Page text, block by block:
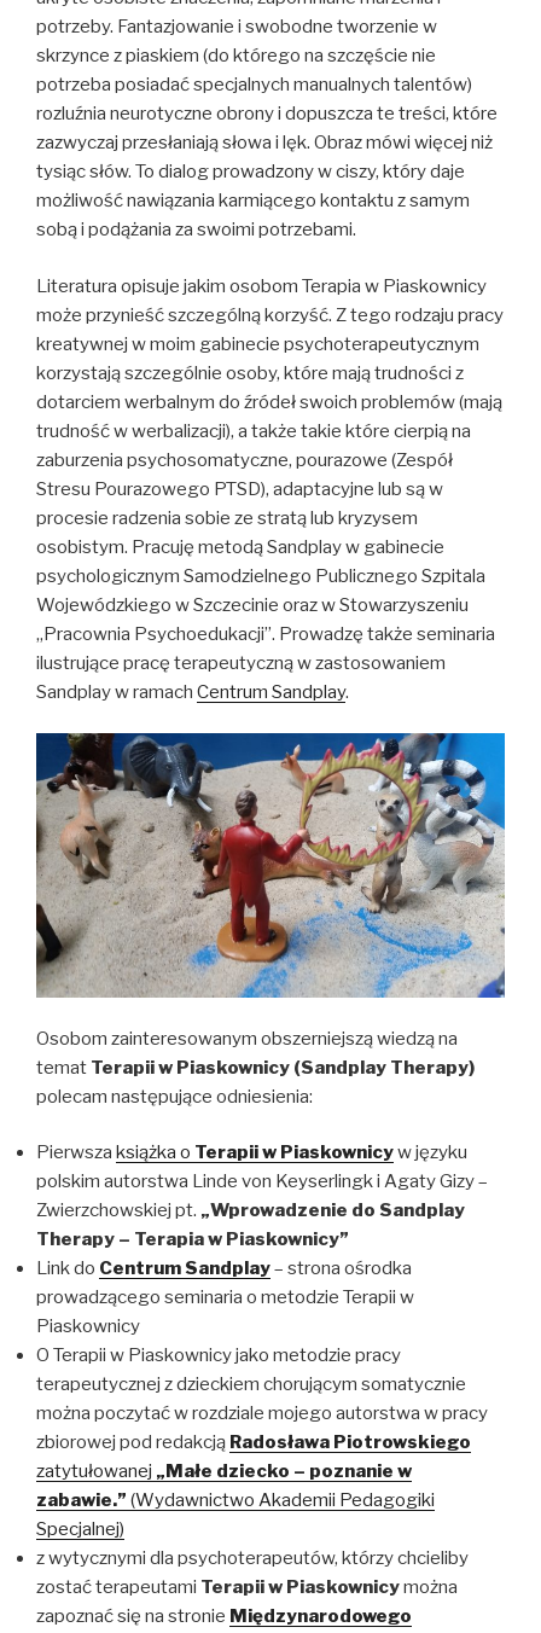
potrzeby. Fantazjowanie i swobodne tworzenie w
skrzynce z piaskiem (do którego na szczęście nie
potrzeba posiadać specjalnych manualnych talentów)
rozluźnia neurotyczne obrony i dopuszcza te treści, które
zazwyczaj przesłaniają słowa i lęk. Obraz mówi więcej niż
tysiąc słów. To dialog prowadzony w ciszy, który daje
możliwość nawiązania karmiącego kontaktu z samym
sobą i podążania za swoimi potrzebami.
Literatura opisuje jakim osobom Terapia w Piaskownicy
może przynieść szczególną korzyść. Z tego rodzaju pracy
kreatywnej w moim gabinecie psychoterapeutycznym
korzystają szczególnie osoby, które mają trudności z
dotarciem werbalnym do źródeł swoich problemów (mają
trudność w werbalizacji), a także takie które cierpią na
zaburzenia psychosomatyczne, pourazowe (Zespół
Stresu Pourazowego PTSD), adaptacyjne lub są w
procesie radzenia sobie ze stratą lub kryzysem
osobistym. Pracuję metodą Sandplay w gabinecie
psychologicznym Samodzielnego Publicznego Szpitala
Wojewódzkiego w Szczecinie oraz w Stowarzyszeniu
„Pracownia Psychoedukacji”. Prowadzę także seminaria
ilustrujące pracę terapeutyczną w zastosowaniem
Sandplay w ramach Centrum Sandplay.
Osobom zainteresowanym obszerniejszą wiedzą na
temat Terapii w Piaskownicy (Sandplay Therapy)
polecam następujące odniesienia:
Pierwsza książka o Terapii w Piaskownicyw języku
polskim autorstwa Linde von Keyserlingk i Agaty Gizy –
Zwierzchowskiej pt. „Wprowadzenie do Sandplay
Therapy – Terapia w Piaskownicy”
Link do Centrum Sandplay– strona ośrodka
prowadzącego seminaria o metodzie Terapii w
Piaskownicy
O Terapii w Piaskownicy jako metodzie pracy
terapeutycznej z dzieckiem chorującym somatycznie
można poczytać w rozdziale mojego autorstwa w pracy
zbiorowej pod redakcją Radosława Piotrowskiego
zatytułowanej „Małe dziecko – poznanie w
zabawie.” (Wydawnictwo Akademii Pedagogiki
Specjalnej)
z wytycznymi dla psychoterapeutów, którzy chcieliby
zostać terapeutami Terapii w Piaskownicymożna
zapoznać się na stronie Międzynarodowego